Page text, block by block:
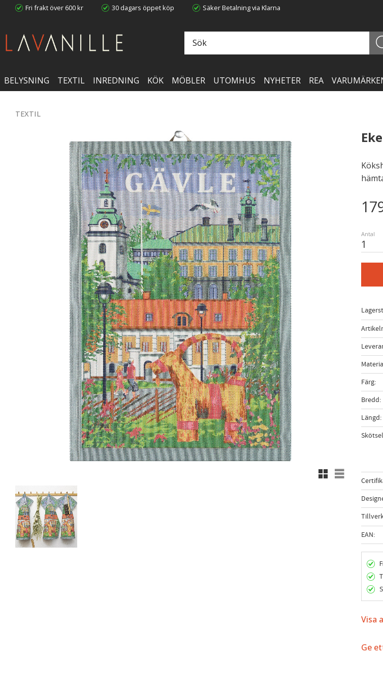
Fri frakt över 600 kr 30 dagars öppet köp Säker Betalning via Klarna
BELYSNING TEXTIL INREDNING KÖK MÖBLER UTOMHUS NYHETER REA
TEXTIL
Rutnätsvy
Listvy
Antal
Färg
Bredd
Längd
EAN
Visa
Ge